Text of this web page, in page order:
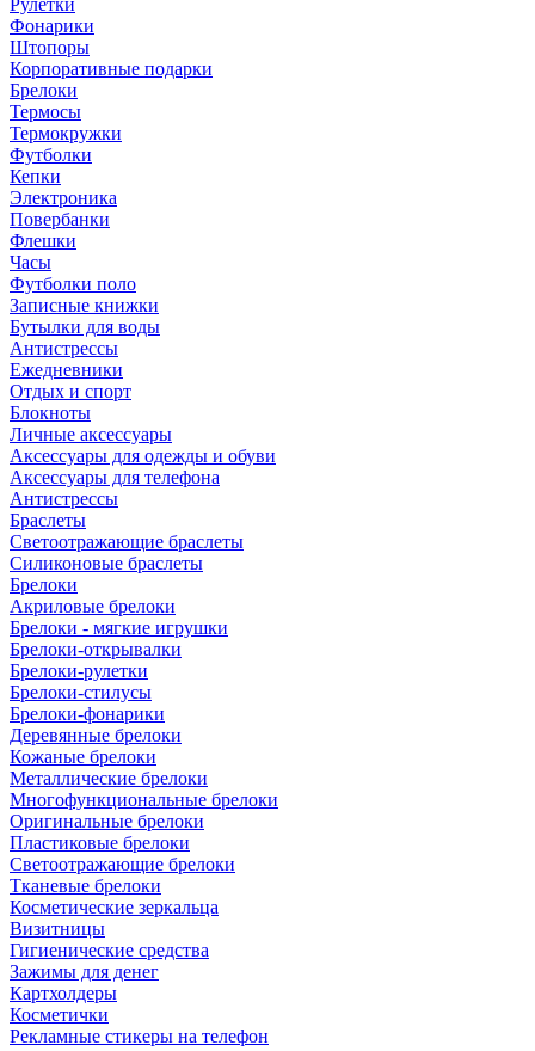
Рулетки
Фонарики
Штопоры
Корпоративные подарки
Брелоки
Термосы
Термокружки
Футболки
Кепки
Электроника
Повербанки
Флешки
Часы
Футболки поло
Записные книжки
Бутылки для воды
Антистрессы
Ежедневники
Отдых и спорт
Блокноты
Личные аксессуары
Аксессуары для одежды и обуви
Аксессуары для телефона
Антистрессы
Браслеты
Светоотражающие браслеты
Силиконовые браслеты
Брелоки
Акриловые брелоки
Брелоки - мягкие игрушки
Брелоки-открывалки
Брелоки-рулетки
Брелоки-стилусы
Брелоки-фонарики
Деревянные брелоки
Кожаные брелоки
Металлические брелоки
Многофункциональные брелоки
Оригинальные брелоки
Пластиковые брелоки
Светоотражающие брелоки
Тканевые брелоки
Косметические зеркальца
Визитницы
Гигиенические средства
Зажимы для денег
Картхолдеры
Косметички
Рекламные стикеры на телефон